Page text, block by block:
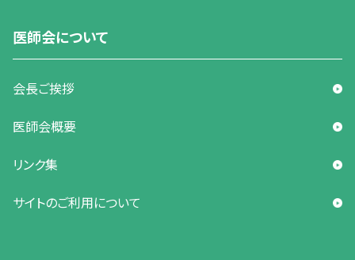
医師会について
会長ご挨拶
医師会概要
リンク集
サイトのご利用について